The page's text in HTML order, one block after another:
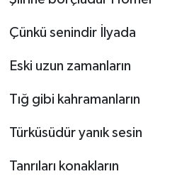
Çünkü senindir İlyada
Eski uzun zamanların
Tığ gibi kahramanların
Türküsüdür yanık sesin
Tanrıları konakların
Tosya Haberleri
Karadeniz Haberleri
Ulusal Haberler
Teknoloji Haberleri
Siyaset Haberleri